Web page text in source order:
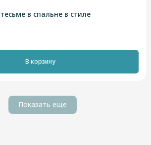
в спальне в стиле
В корзину
Показать еще